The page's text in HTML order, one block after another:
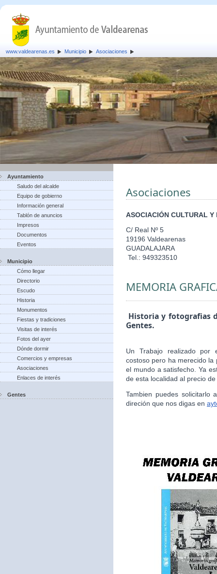
www.valdearenas.es Municipio Asociaciones
Ayuntamiento
Saludo del alcalde
Equipo de gobierno
Información general
Tablón de anuncios
Impresos
Documentos
Eventos
Municipio
Cómo llegar
Directorio
Escudo
Historia
Monumentos
Fiestas y tradiciones
Visitas de interés
Fotos del ayer
Dónde dormir
Comercios y empresas
Asociaciones
Enlaces de interés
Gentes
Asociaciones
ASOCIACIÓN CULTURAL Y
C/ Real Nº 5
19196 Valdearenas
GUADALAJARA
Tel.: 949323510
MEMORIA
Historia y fotografias
Gentes.
Un Trabajo realizado por
costoso pero ha merecido
el mundo a satisfecho. Ya
de esta localidad al precio
Tambien puedes
direción que nos digas en